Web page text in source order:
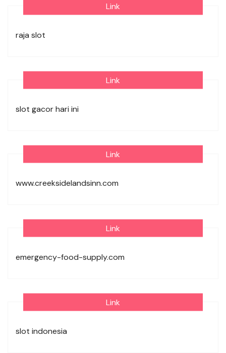
Link
raja slot
Link
slot gacor hari ini
Link
www.creeksidelandsinn.com
Link
emergency-food-supply.com
Link
slot indonesia